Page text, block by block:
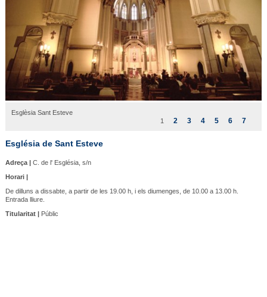
Esglèsia Sant Esteve
1
2 3 4 5 6 7
Església de Sant Esteve
Adreça |C. de l' Església, s/n
Horari |
De dilluns a dissabte, a partir de les 19.00 h, i els diumenges, de 10.00 a 13.00 h.
Entrada lliure.
Titularitat |Públic